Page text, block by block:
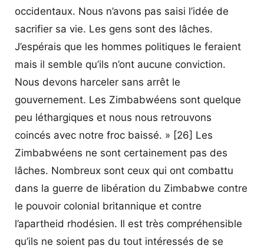
occidentaux. Nous n’avons pas saisi l’idée de
sacrifier sa vie. Les gens sont des lâches.
J’espérais que les hommes politiques le feraient
mais il semble qu’ils n’ont aucune conviction.
Nous devons harceler sans arrêt le
gouvernement. Les Zimbabwéens sont quelque
peu léthargiques et nous nous retrouvons
coincés avec notre froc baissé. » [26] Les
Zimbabwéens ne sont certainement pas des
lâches. Nombreux sont ceux qui ont combattu
dans la guerre de libération du Zimbabwe contre
le pouvoir colonial britannique et contre
l’apartheid rhodésien. Il est très compréhensible
qu’ils ne soient pas du tout intéressés de se